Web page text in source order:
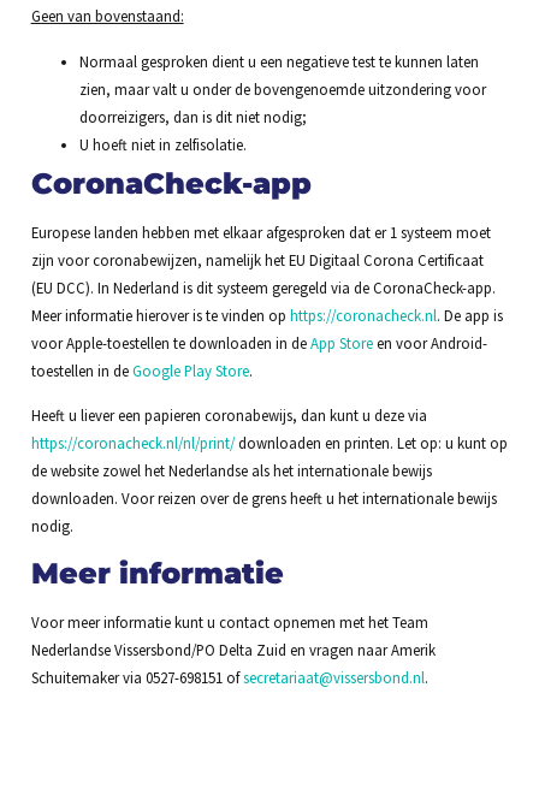
Geen van bovenstaand:
Normaal gesproken dient u een negatieve test te kunnen laten
zien, maar valt u onder de bovengenoemde uitzondering voor
doorreizigers, dan is dit niet nodig;
U hoeft niet in zelfisolatie.
CoronaCheck-app
Europese landen hebben met elkaar afgesproken dat er 1 systeem moet
zijn voor coronabewijzen, namelijk het EU Digitaal Corona Certificaat
(EU DCC). In Nederland is dit systeem geregeld via de CoronaCheck-app.
Meer informatie hierover is te vinden op https://coronacheck.nl. De app is
voor Apple-toestellen te downloaden in deApp Storeen voor Android-
toestellen in deGoogle Play Store.
Heeft u liever een papieren coronabewijs, dan kunt u deze via
https://coronacheck.nl/nl/print/downloaden en printen. Let op: u kunt op
de website zowel het Nederlandse als het internationale bewijs
downloaden. Voor reizen over de grens heeft u het internationale bewijs
nodig.
Meer informatie
Voor meer informatie kunt u contact opnemen met het Team
Nederlandse Vissersbond/PO Delta Zuid en vragen naar Amerik
Schuitemaker via 0527-698151 ofsecretariaat@vissersbond.nl.